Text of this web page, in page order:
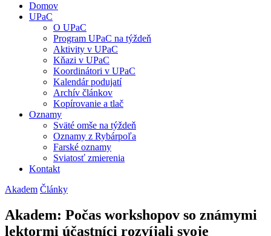
Domov
UPaC
O UPaC
Program UPaC na týždeň
Aktivity v UPaC
Kňazi v UPaC
Koordinátori v UPaC
Kalendár podujatí
Archív článkov
Kopírovanie a tlač
Oznamy
Sväté omše na týždeň
Oznamy z Rybárpoľa
Farské oznamy
Sviatosť zmierenia
Kontakt
Akadem Články
Akadem: Počas workshopov so známymi
lektormi účastníci rozvíjali svoje